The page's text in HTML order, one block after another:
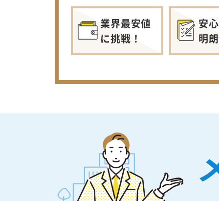
業界最安値
に挑戦！
安
明